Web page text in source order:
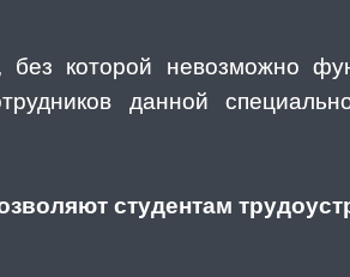
без которой невозможно
данной
студентам